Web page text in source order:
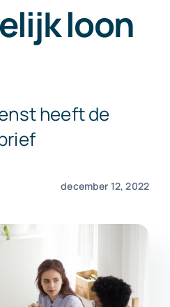
Nieuws
Online
op!
loon
heeft de
december 12, 2022